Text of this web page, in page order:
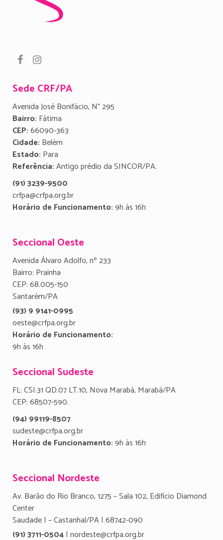
Sede CRF/PA
Avenida José Bonifácio, N° 295
Bairro: Fátima
CEP:66090-363
Cidade: Belém
Estado: Para
Referência:Antigo prédio da SINCOR/PA.
(91) 3239-9500
crfpa@crfpa.org.br
Horário de Funcionamento:9h às 16h
Seccional Oeste
Avenida Álvaro Adolfo, nº 233
Bairro: Prainha
CEP: 68.005-150
Santarém/PA
(93) 9 9141-0995
oeste@crfpa.org.br
Horário de Funcionamento:
9h às 16h
Seccional Sudeste
FL: CSI.31 QD.07 LT.10, Nova Marabá, Marabá/PA
CEP: 68507-590.
(94) 99119-8507
sudeste@crfpa.org.br
Horário de Funcionamento:9h às 16h
Seccional Nordeste
Av. Barão do Rio Branco, 1275 – Sala 102, Edifício Diamond
Center
Saudade I – Castanhal/PA | 68742-090
(91) 3711-0504| nordeste@crfpa.org.br